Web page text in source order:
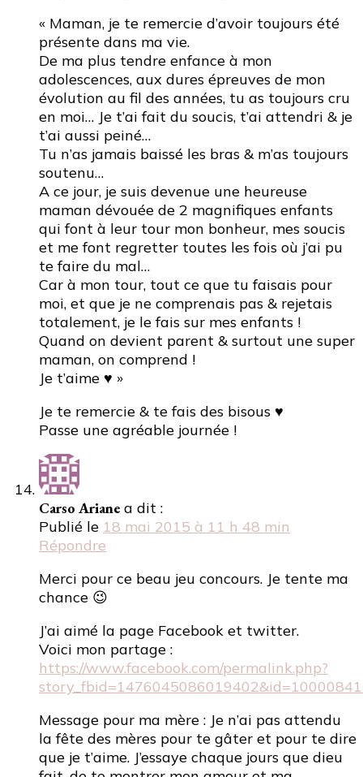
« Maman, je te remercie d’avoir toujours été
présente dans ma vie.
De ma plus tendre enfance à mon
adolescences, aux dures épreuves de mon
évolution au fil des années, tu as toujours cru
en moi… Je t’ai fait du soucis, t’ai attendri & je
t’ai aussi peiné…
Tu n’as jamais baissé les bras & m’as toujours
soutenu…
A ce jour, je suis devenue une heureuse
maman dévouée de 2 magnifiques enfants
qui font à leur tour mon bonheur, mes soucis
et me font regretter toutes les fois où j’ai pu
te faire du mal…
Car à mon tour, tout ce que tu faisais pour
moi, et que je ne comprenais pas & rejetais
totalement, je le fais sur mes enfants !
Quand on devient parent & surtout une super
maman, on comprend !
Je t’aime ♥ »
Je te remercie & te fais des bisous ♥
Passe une agréable journée !
Carso Ariane a dit :
Publié le 18 mai 2015 à 11 h 48 min
Répondre
Merci pour ce beau jeu concours. Je tente ma
chance 😉
J’ai aimé la page Facebook et twitter.
Voici mon partage :
https://www.facebook.com/permalink.php?
Message pour ma mère : Je n’ai pas attendu
la fête des mères pour te gâter et pour te dire
que je t’aime. J’essaye chaque jours que dieu